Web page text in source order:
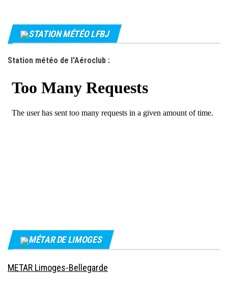
STATION MÉTÉO LFBJ
Station météo de l'Aéroclub :
MÉTAR DE LIMOGES
METAR Limoges-Bellegarde